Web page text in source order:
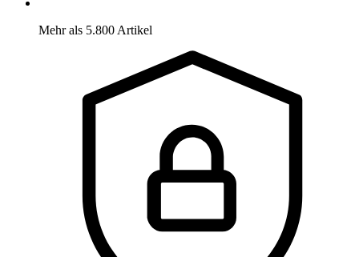
Mehr als 5.800 Artikel